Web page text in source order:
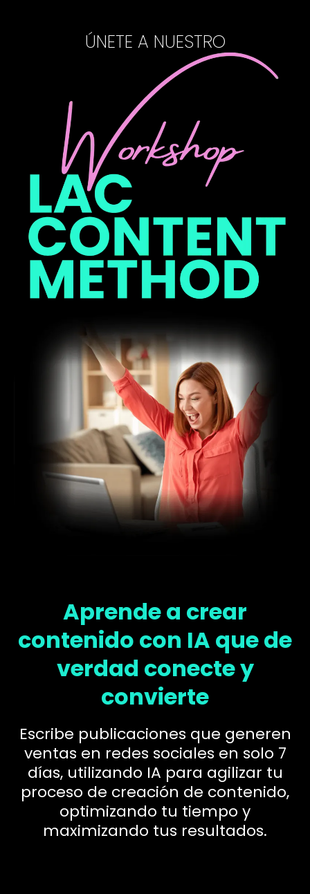
ÚNETE A NUESTRO
Aprende a crear
contenido con IA que de
verdad conecte y
convierte
Escribe publicaciones que generen
ventas en redes sociales en solo 7
días, utilizando IA para agilizar tu
proceso de creación de contenido,
optimizando tu tiempo y
maximizando tus resultados.